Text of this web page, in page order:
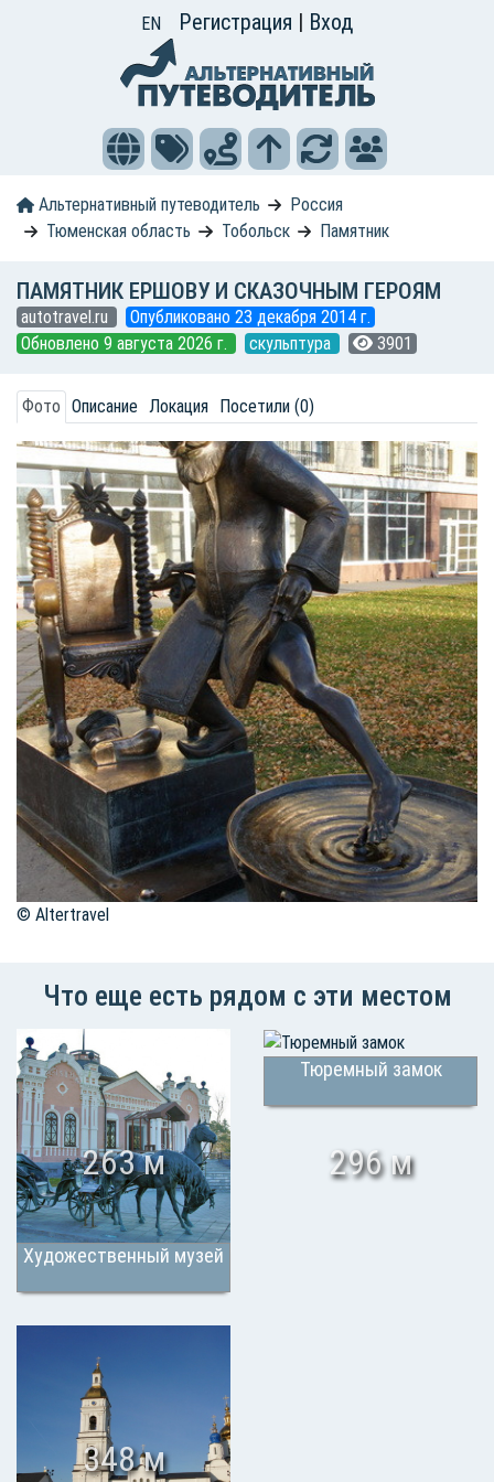
EN Регистрация | Вход
Альтернативный путеводитель
Россия
Тюменская область
Тобольск Памятник
ПАМЯТНИК ЕРШОВУ И СКАЗОЧНЫМ ГЕРОЯМ
autotravel.ru
Опубликовано 23 декабря 2014 г.
Обновлено 9 августа 2026 г.
скульптура 3901
Фото Описание Локация Посетили (0)
© Altertravel
Что еще есть рядом с эти местом
Художественный музей
263 м
Тюремный замок
296 м
348 м